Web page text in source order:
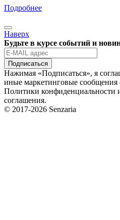
Подробнее
Наверх
Будьте в курсе событий и
Подписаться
Нажимая «Подписаться», я
иные маркетинговые сообщения
Политики конфиденциальности
соглашения.
© 2017-2026 Senzaria